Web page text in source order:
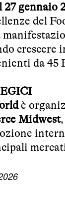
27 gennaio
del
crescere
da 45
è
Midwest